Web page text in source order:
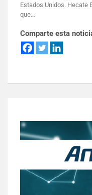
Estados Unidos. Hecate
que…
Comparte esta